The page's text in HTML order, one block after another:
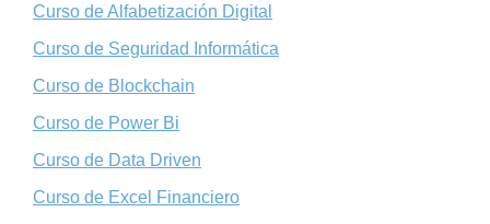
Curso de Alfabetización Digital
Curso de Seguridad Informática
Curso de Blockchain
Curso de Power Bi
Curso de Data Driven
Curso de Excel Financiero